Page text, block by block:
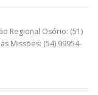
Regional Osório: (51)
Missões: (54) 99954-